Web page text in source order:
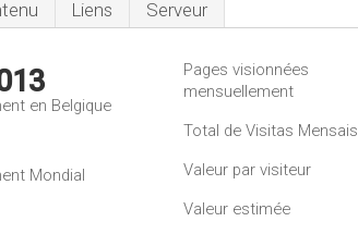
Liens Serveur
en Belgique
Mondial
Pages visionnées
mensuellement
Total de Visitas Mensais
Valeur par visiteur
Valeur estimée